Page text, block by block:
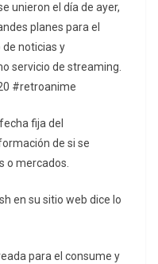
unieron el día de ayer,
planes para el
noticias y
servicio de streaming.
#retroanime
fija del
de si se
o mercados.
en su sitio web dice lo
para el consume y